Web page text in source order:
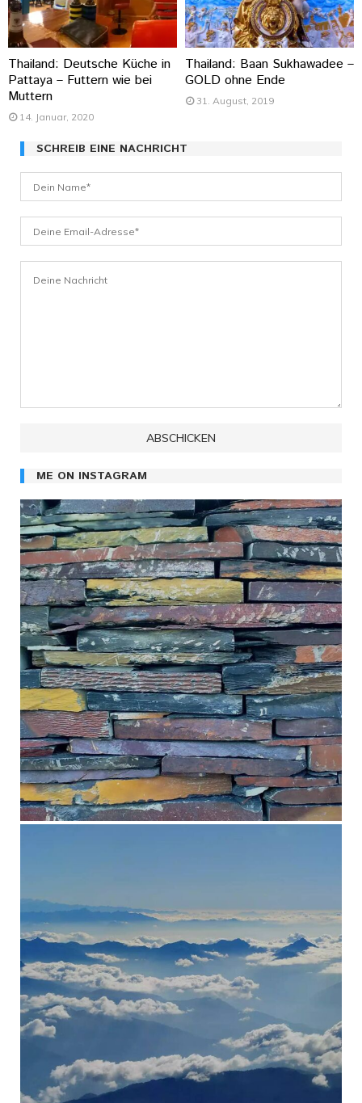
Thailand: Deutsche Küche in
Pattaya – Futtern wie bei
Muttern
14. Januar, 2020
Thailand: Baan Sukhawadee –
GOLD ohne Ende
31. August, 2019
SCHREIB EINE NACHRICHT
ME ON INSTAGRAM